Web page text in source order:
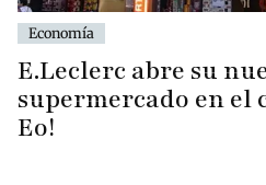
Economía
E.Leclerc abre su
supermercado en el
Eo!